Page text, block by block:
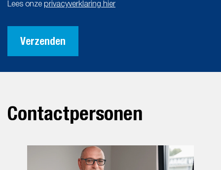
Lees onze privacyverklaring hier
Verzenden
leeg
te
Contactpersonen